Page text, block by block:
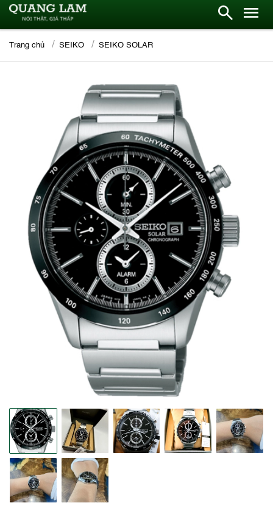
Trang chủ SEIKO SEIKO SOLAR